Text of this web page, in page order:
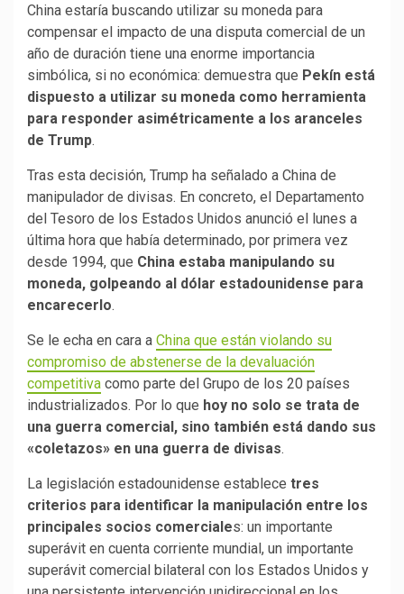
China estaría buscando utilizar su moneda para
compensar el impacto de una disputa comercial de un
año de duración tiene una enorme importancia
simbólica, si no económica: demuestra que Pekín está
dispuesto a utilizar su moneda como herramienta
para responder asimétricamente a los aranceles
de Trump.
Tras esta decisión, Trump ha señalado a China de
manipulador de divisas. En concreto, el Departamento
del Tesoro de los Estados Unidos anunció el lunes a
última hora que había determinado, por primera vez
desde 1994, que China estaba manipulando su
moneda, golpeando al dólar estadounidense para
encarecerlo.
Se le echa en cara a China que están violando su
compromiso de abstenerse de la devaluación
competitiva como parte del Grupo de los 20 países
industrializados. Por lo que hoy no solo se trata de
una guerra comercial, sino también está dando sus
«coletazos» en una guerra de divisas.
La legislación estadounidense establece tres
criterios para identificar la manipulación entre los
principales socios comerciales: un importante
superávit en cuenta corriente mundial, un importante
superávit comercial bilateral con los Estados Unidos y